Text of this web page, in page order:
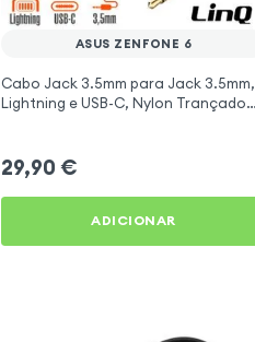
ASUS ZENFONE 6
Cabo Jack 3.5mm para Jack 3.5mm,
Lightning e USB-C, Nylon Trançado
29,90 €
ADICIONAR